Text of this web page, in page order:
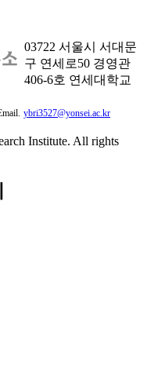
03722 서울시 서대문
구 연세로50 경영관
406-6호 연세대학교
ybri3527@yonsei.ac.kr
Institute. All rights